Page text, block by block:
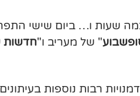
שעות ו… ביום שישי
" של מעריב ו"
רבות נוספות